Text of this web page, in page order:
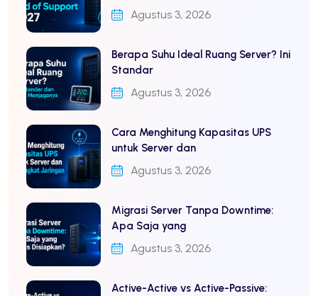
Agustus 3, 2026
Berapa Suhu Ideal Ruang Server? Ini
Standar
Agustus 3, 2026
Cara Menghitung Kapasitas UPS
untuk Server dan
Agustus 3, 2026
Migrasi Server Tanpa Downtime:
Apa Saja yang
Agustus 3, 2026
Active-Active vs Active-Passive: